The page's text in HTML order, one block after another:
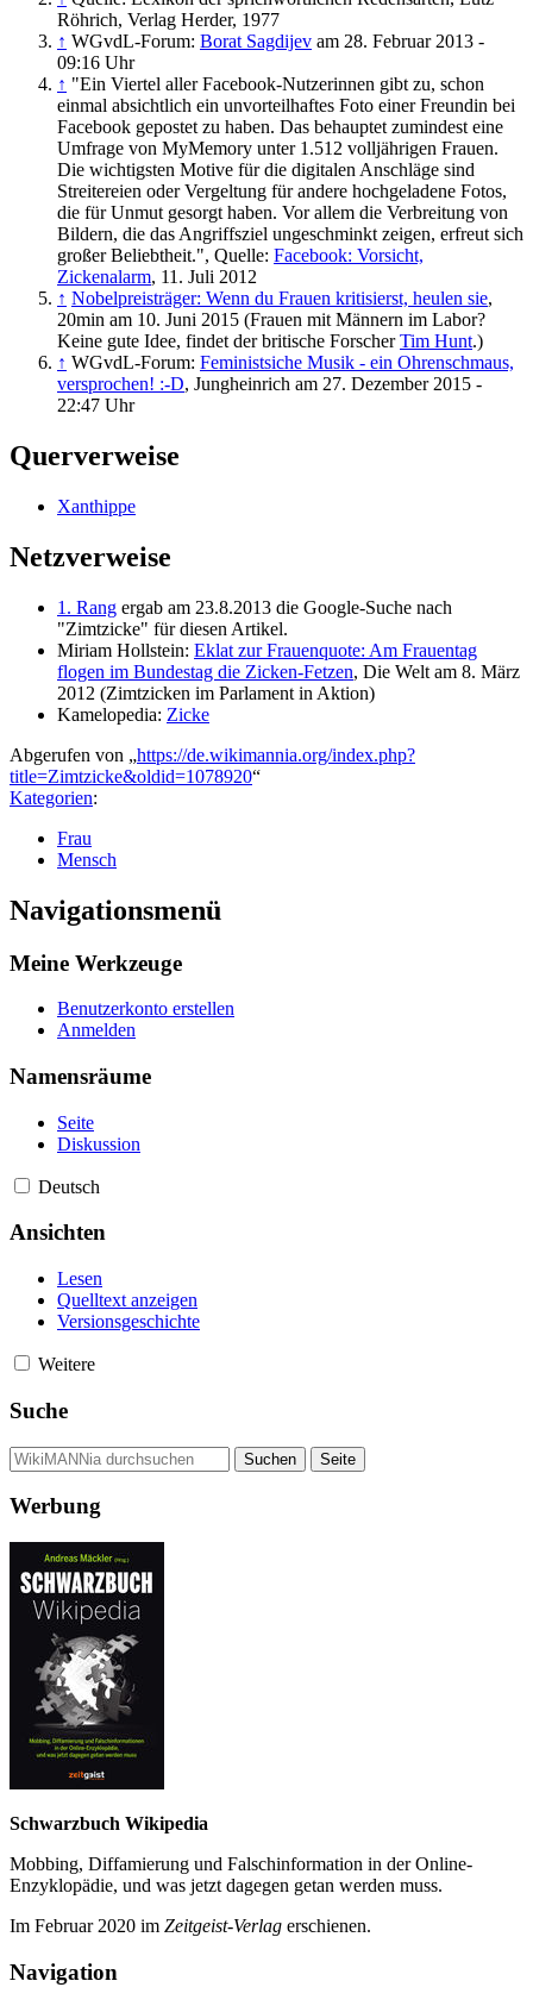
Röhrich, Verlag Herder, 1977
↑ WGvdL-Forum: Borat Sagdijev am 28. Februar 2013 -
09:16 Uhr
↑ "Ein Viertel aller Facebook-Nutzerinnen gibt zu, schon
einmal absichtlich ein unvorteilhaftes Foto einer Freundin bei
Facebook gepostet zu haben. Das behauptet zumindest eine
Umfrage von MyMemory unter 1.512 volljährigen Frauen.
Die wichtigsten Motive für die digitalen Anschläge sind
Streitereien oder Vergeltung für andere hochgeladene Fotos,
die für Unmut gesorgt haben. Vor allem die Verbreitung von
Bildern, die das Angriffsziel ungeschminkt zeigen, erfreut sich
großer Beliebtheit.", Quelle: Facebook: Vorsicht,
Zickenalarm, 11. Juli 2012
↑ Nobelpreisträger: Wenn du Frauen kritisierst, heulen sie,
20min am 10. Juni 2015 (Frauen mit Männern im Labor?
Keine gute Idee, findet der britische ForscherTim Hunt.)
↑ WGvdL-Forum: Feministsiche Musik - ein Ohrenschmaus,
versprochen! :-D, Jungheinrich am 27. Dezember 2015 -
22:47 Uhr
Querverweise
Xanthippe
Netzverweise
1. Rang ergab am 23.8.2013 die Google-Suche nach
"Zimtzicke" für diesen Artikel.
Miriam Hollstein: Eklat zur Frauenquote: Am Frauentag
flogen im Bundestag die Zicken-Fetzen, Die Welt am 8. März
2012 (Zimtzicken im Parlament in Aktion)
Kamelopedia: Zicke
Abgerufen von „https://de.wikimannia.org/index.php?
title=Zimtzicke&oldid=1078920“
Kategorien:
Frau
Mensch
Navigationsmenü
Meine Werkzeuge
Benutzerkonto erstellen
Anmelden
Namensräume
Seite
Diskussion
Deutsch
Ansichten
Lesen
Quelltext anzeigen
Versionsgeschichte
Weitere
Suche
Werbung
Schwarzbuch Wikipedia
Mobbing, Diffamierung und Falsch­information in der Online-
Enzyklo­pädie, und was jetzt da­gegen getan werden muss.
Im Februar 2020 im Zeit­geist-Verlag erschienen.
Navigation